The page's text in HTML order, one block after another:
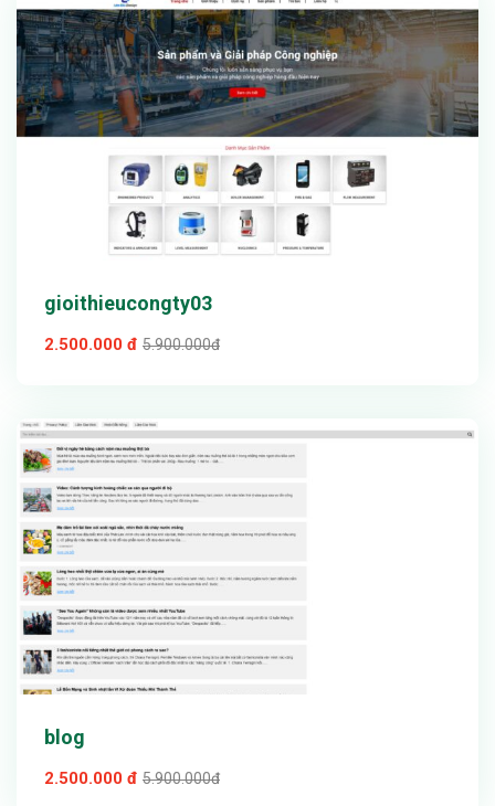
Chi tiết
gioithieucongty03
2.500.000 đ 5.900.000đ
Chi tiết
blog
2.500.000 đ 5.900.000đ